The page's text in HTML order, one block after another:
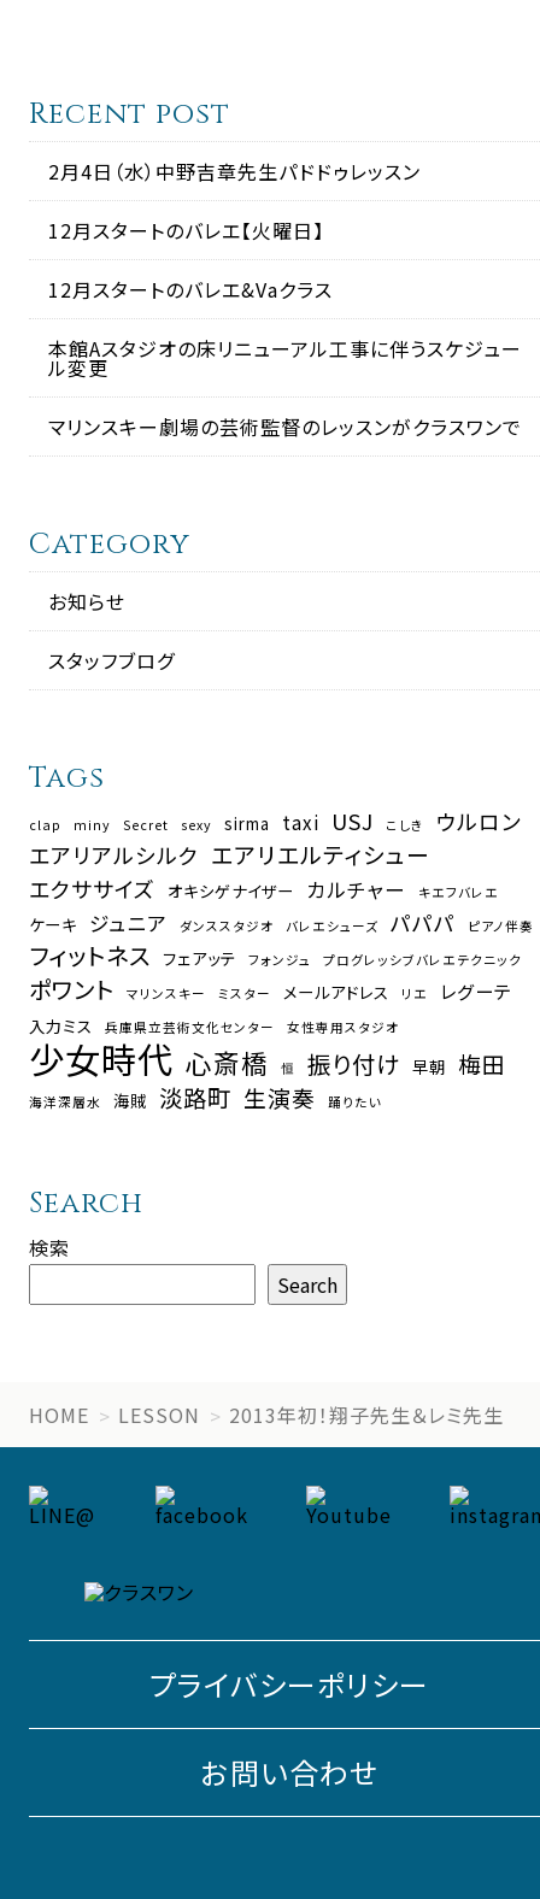
Recent post
2月4日（水）中野吉章先生パドドゥレッスン
12月スタートのバレエ【火曜日】
12月スタートのバレエ&Vaクラス
本館Aスタジオの床リニューアル工事に伴うスケジュー
ル変更
マリンスキー劇場の芸術監督のレッスンがクラスワンで
Category
お知らせ
スタッフブログ
Tags
clap miny Secret sexy sirma taxi USJ こしき
ウルロン
エアリアルシルク エアリエルティシュー
エクササイズ オキシゲナイザー カルチャー キエフバレエ
ケーキ ジュニア ダンススタジオ バレエシューズ パパパ ピアノ伴奏
フィットネス フェアッテ フォンジュ プログレッシブバレエテクニック
ポワント マリンスキー ミスター メールアドレス リエ レグーテ
入力ミス 兵庫県立芸術文化センター 女性専用スタジオ
少女時代 心斎橋 恒 振り付け 早朝 梅田
海洋深層水 海賊 淡路町 生演奏 踊りたい
Search
検索
Search
HOME LESSON 2013年初！翔子先生＆レミ先生
プライバシーポリシー
お問い合わせ